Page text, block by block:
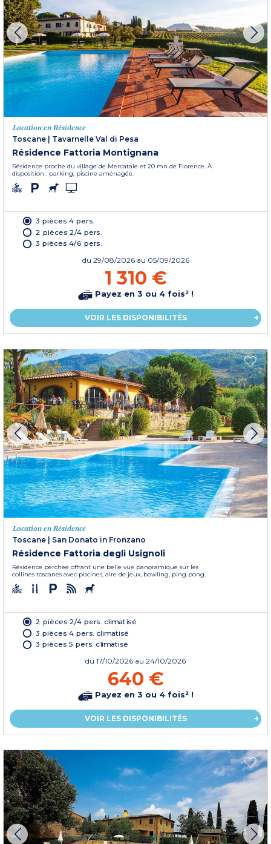
Location en Résidence
Toscane
Tavarnelle Val di Pesa
Résidence Fattoria Montignana
Résidence proche du village de Mercatale et 20 mn de Florence. À
disposition : parking, piscine aménagée.
3 pièces 4 pers.
2 pièces 2/4 pers.
3 pièces 4/6 pers.
du 29/08/2026 au 05/09/2026
1 310 €
Payez en 3 ou 4 fois² !
VOIR LES DISPONIBILITÉS
Location en Résidence
Toscane
San Donato in Fronzano
Résidence Fattoria degli Usignoli
Résidence perchée offrant une belle vue panoramique sur les
collines toscanes avec piscines, aire de jeux, bowling, ping pong.
2 pièces 2/4 pers. climatisé
3 pièces 4 pers. climatisé
3 pièces 5 pers. climatisé
du 17/10/2026 au 24/10/2026
640 €
Payez en 3 ou 4 fois² !
VOIR LES DISPONIBILITÉS